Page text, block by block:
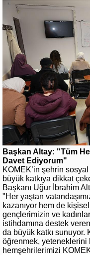
Başkan Altay: "Tüm
Davet Ediyorum"
KOMEK’in şehrin
büyük katkıya dikkat
Başkanı Uğur İbrahim
"Her yaştan
kazanıyor hem de
gençlerimizin ve
istihdamına destek
da büyük katkı
öğrenmek, yeteneklerini
hemşehrilerimizi